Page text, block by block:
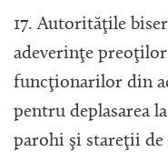
17. Autorităţile
adeverinţe
funcţionarilor din
pentru deplasarea
parohi şi stareţii